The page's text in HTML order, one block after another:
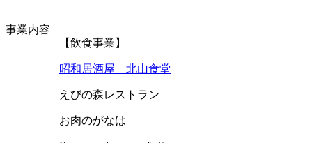
事業内容
【飲食事業】
昭和居酒屋 北山食堂
えびの森レストラン
お肉のがなは